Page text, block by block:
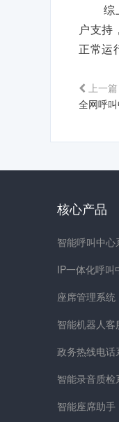
综
户支持
正常运
上一篇
全网呼
核心产品
智能呼叫中心
IP一体化呼叫
座席管理系统
智能机器人客
政务热线电话
智能录音质检
智能座席助手